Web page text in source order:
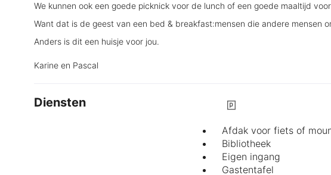
We kunnen ook een goede picknick voor de lunch of een goede maaltijd
Want dat is de geest van een bed & breakfast:mensen die andere mensen
Anders is dit een huisje voor jou.
Karine en Pascal
Diensten
Afdak voor fiets of
Bibliotheek
Eigen ingang
Gastentafel